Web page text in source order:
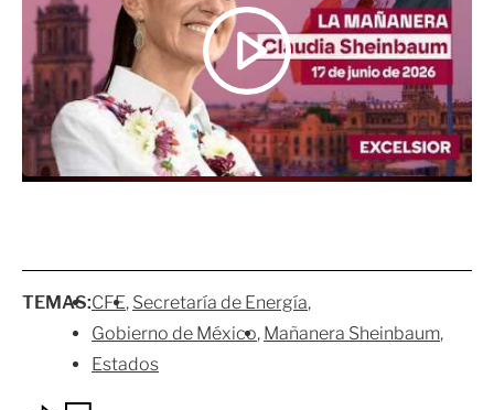
TEMAS:CFE Secretaría de Energía
Gobierno de México Mañanera Sheinbaum
Estados